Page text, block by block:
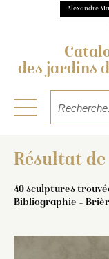
Alexandre
des jardins
Résultat
40 sculptures
Bibliographie =